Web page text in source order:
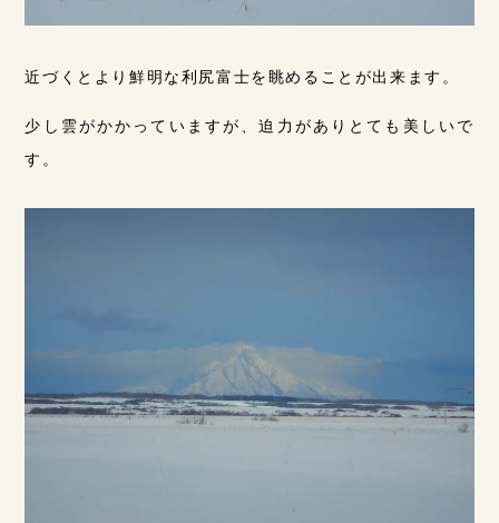
近づくとより鮮明な利尻富士を眺めることが出来ます。
少し雲がかかっていますが、迫力がありとても美しいで
す。